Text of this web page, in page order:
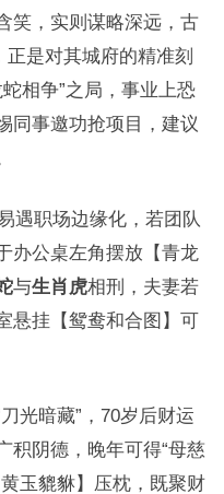
笑，实则谋略深远，古
正是对其城府的精准刻
蛇相争”之局，事业上恐
同事邀功抢项目，建议
遇职场边缘化，若团队
办公桌左角摆放【青龙
与生肖虎相刑，夫妻若
悬挂【鸳鸯和合图】可
光暗藏”，70岁后财运
积阴德，晚年可得“母慈
玉貔貅】压枕，既聚财